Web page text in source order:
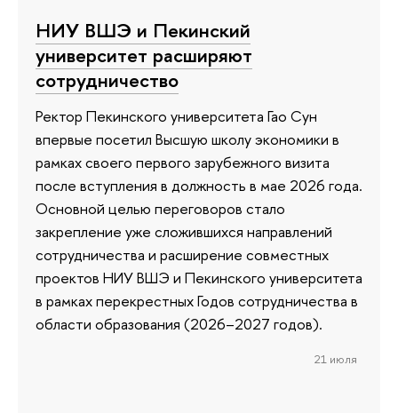
НИУ ВШЭ и Пекинский
университет расширяют
сотрудничество
Ректор Пекинского университета Гао Сун
впервые посетил Высшую школу экономики в
рамках своего первого зарубежного визита
после вступления в должность в мае 2026 года.
Основной целью переговоров стало
закрепление уже сложившихся направлений
сотрудничества и расширение совместных
проектов НИУ ВШЭ и Пекинского университета
в рамках перекрестных Годов сотрудничества в
области образования (2026–2027 годов).
21 июля